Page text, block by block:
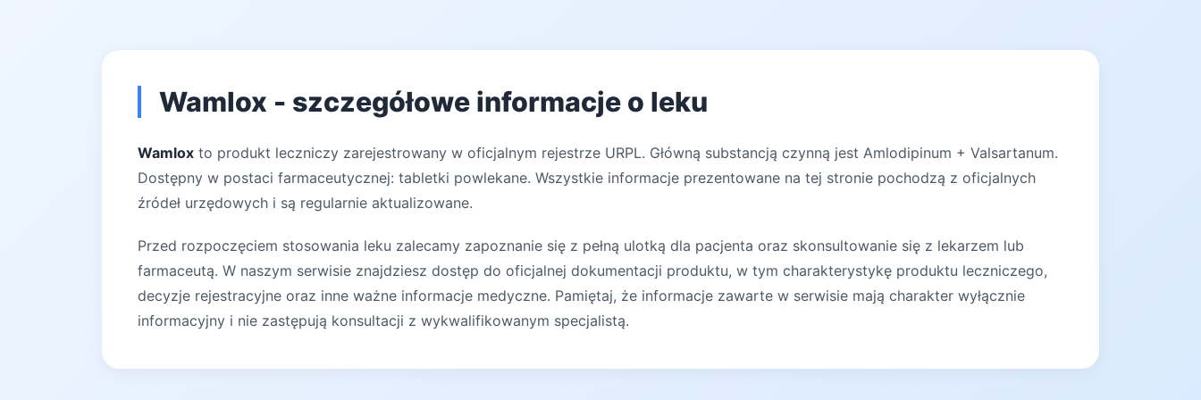
Wamlox - szczegółowe informacje o leku
Wamlox to produkt leczniczy zarejestrowany w oficjalnym rejestrze URPL. Główną substancją czynną jest Amlodipinum + Valsartanum.
Dostępny w postaci farmaceutycznej: tabletki powlekane. Wszystkie informacje prezentowane na tej stronie pochodzą z oficjalnych
źródeł urzędowych i są regularnie aktualizowane.
Przed rozpoczęciem stosowania leku zalecamy zapoznanie się z pełną ulotką dla pacjenta oraz skonsultowanie się z lekarzem lub
farmaceutą. W naszym serwisie znajdziesz dostęp do oficjalnej dokumentacji produktu, w tym charakterystykę produktu leczniczego,
decyzje rejestracyjne oraz inne ważne informacje medyczne. Pamiętaj, że informacje zawarte w serwisie mają charakter wyłącznie
informacyjny i nie zastępują konsultacji z wykwalifikowanym specjalistą.